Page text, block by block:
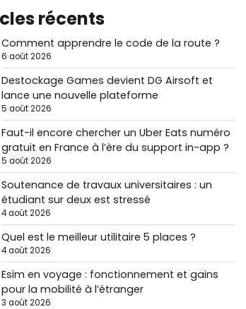
récents
Comment apprendre le code de la route ?
6 août 2026
Destockage Games devient DG Airsoft et
lance une nouvelle plateforme
5 août 2026
Faut-il encore chercher un Uber Eats numéro
gratuit en France à l’ère du support in-app ?
5 août 2026
Soutenance de travaux universitaires : un
étudiant sur deux est stressé
4 août 2026
Quel est le meilleur utilitaire 5 places ?
4 août 2026
Esim en voyage : fonctionnement et gains
pour la mobilité à l’étranger
3 août 2026